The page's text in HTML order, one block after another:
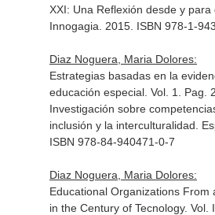
XXI: Una Reflexión desde y
Innogagia. 2015. ISBN 978-1-
Diaz Noguera, Maria Dolores:
Estrategias basadas en la
educación especial. Vol. 1. Pag.
Investigación sobre
inclusión y la interculturalidad .
ISBN 978-84-940471-0-7
Diaz Noguera, Maria Dolores:
Educational Organizations From
in the Century of Tecnology. Vol.